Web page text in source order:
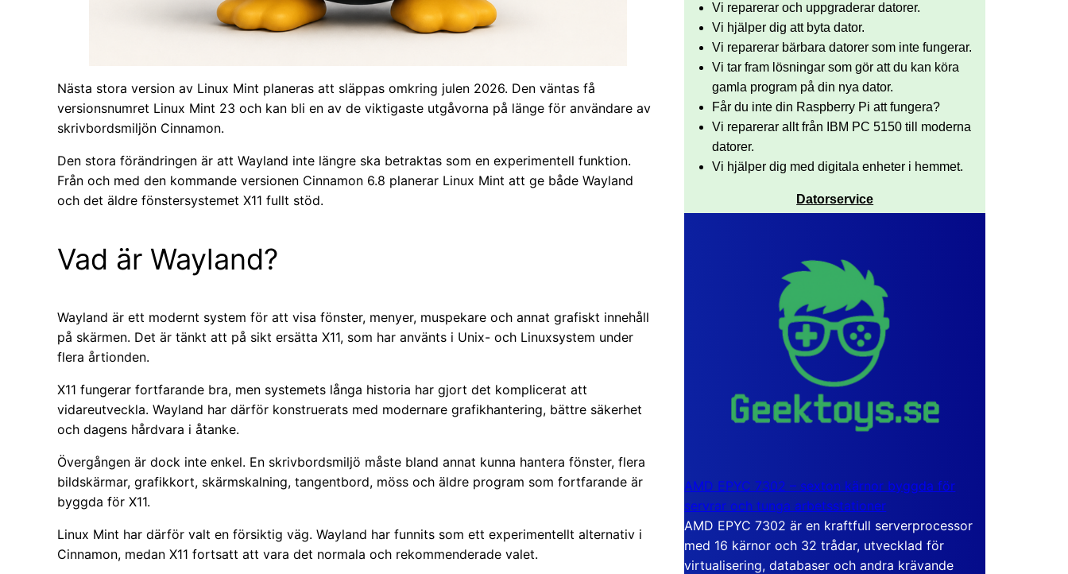
Nästa stora version av Linux Mint planeras att släppas omkring julen 2026. Den väntas få
versionsnumret Linux Mint 23 och kan bli en av de viktigaste utgåvorna på länge för användare av
skrivbordsmiljön Cinnamon.
Den stora förändringen är att Wayland inte längre ska betraktas som en experimentell funktion.
Från och med den kommande versionen Cinnamon 6.8 planerar Linux Mint att ge både Wayland
och det äldre fönstersystemet X11 fullt stöd.
Vad är Wayland?
Wayland är ett modernt system för att visa fönster, menyer, muspekare och annat grafiskt innehåll
på skärmen. Det är tänkt att på sikt ersätta X11, som har använts i Unix- och Linuxsystem under
flera årtionden.
X11 fungerar fortfarande bra, men systemets långa historia har gjort det komplicerat att
vidareutveckla. Wayland har därför konstruerats med modernare grafikhantering, bättre säkerhet
och dagens hårdvara i åtanke.
Övergången är dock inte enkel. En skrivbordsmiljö måste bland annat kunna hantera fönster, flera
bildskärmar, grafikkort, skärmskalning, tangentbord, möss och äldre program som fortfarande är
byggda för X11.
Linux Mint har därför valt en försiktig väg. Wayland har funnits som ett experimentellt alternativ i
Cinnamon, medan X11 fortsatt att vara det normala och rekommenderade valet.
Vi reparerar och uppgraderar datorer.
Vi hjälper dig att byta dator.
Vi reparerar bärbara datorer som inte fungerar.
Vi tar fram lösningar som gör att du kan köra
gamla program på din nya dator.
Får du inte din Raspberry Pi att fungera?
Vi reparerar allt från IBM PC 5150 till moderna
datorer.
Vi hjälper dig med digitala enheter i hemmet.
Datorservice
AMD EPYC 7302 – sexton kärnor byggda för
servrar och tunga arbetsstationer
AMD EPYC 7302 är en kraftfull serverprocessor
med 16 kärnor och 32 trådar, utvecklad för
virtualisering, databaser och andra krävande